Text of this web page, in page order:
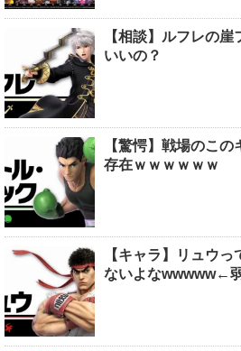
【相談】ルフレの
いいの？
【驚愕】戦場のこ
存在ｗｗｗｗｗｗ
【キャラ】リュウ
ないよなwwwww←